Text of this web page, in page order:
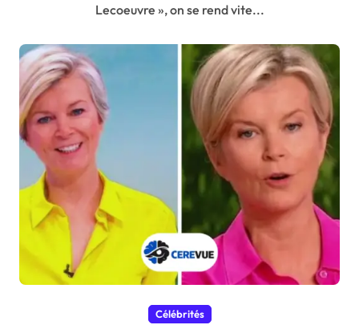
Lecoeuvre », on se rend vite...
Célébrités